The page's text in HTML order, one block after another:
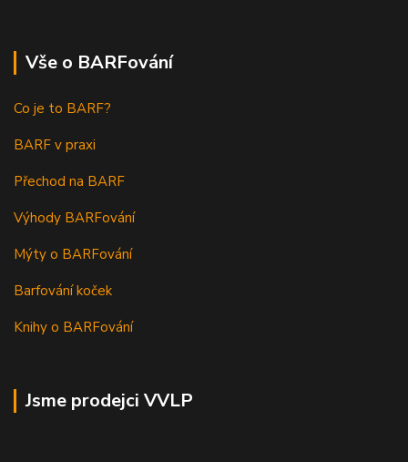
Vše o BARFování
Co je to BARF?
BARF v praxi
Přechod na BARF
Výhody BARFování
Mýty o BARFování
Barfování koček
Knihy o BARFování
Jsme prodejci VVLP